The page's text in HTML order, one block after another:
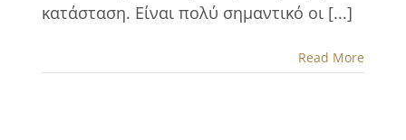
κατάσταση. Είναι πολύ σημαντικό οι [...]
Read More